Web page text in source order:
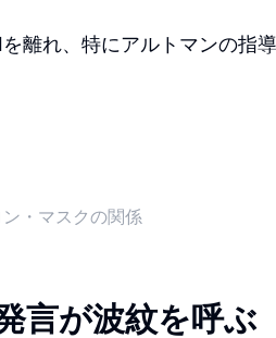
離れ、特にアルトマンの指
・マスクの関係
言が波紋を呼ぶ